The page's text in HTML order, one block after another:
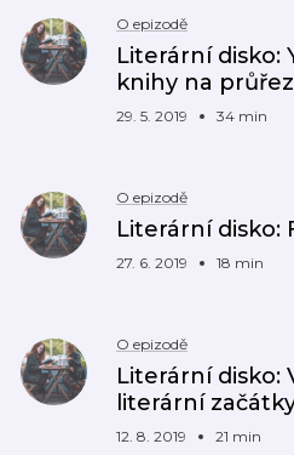
O epizodě
Literární disko:
knihy na
29. 5. 2019 34 min
O epizodě
Literární disko:
27. 6. 2019 18 min
O epizodě
Literární disko:
literární
12. 8. 2019 21 min